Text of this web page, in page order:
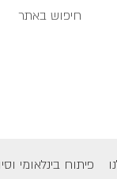
פיתוח בינלאומי